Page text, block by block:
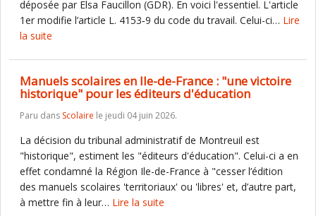
déposée par Elsa Faucillon (GDR). En voici l'essentiel. L'article
1er modifie l’article L. 4153‑9 du code du travail. Celui-ci… Lire
la suite
Manuels scolaires en Ile-de-France : "une victoire
historique" pour les éditeurs d'éducation
Paru dans Scolaire le jeudi 04 juin 2026.
La décision du tribunal administratif de Montreuil est
"historique", estiment les "éditeurs d'éducation". Celui-ci a en
effet condamné la Région Ile-de-France à "cesser l’édition
des manuels scolaires 'territoriaux' ou 'libres' et, d’autre part,
à mettre fin à leur… Lire la suite